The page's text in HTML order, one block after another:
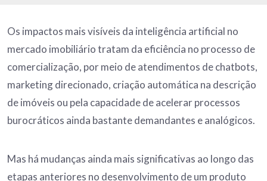
Os impactos mais visíveis da inteligência artificial no
mercado imobiliário tratam da eficiência no processo de
comercialização, por meio de atendimentos de chatbots,
marketing direcionado, criação automática na descrição
de imóveis ou pela capacidade de acelerar processos
burocráticos ainda bastante demandantes e analógicos.
Mas há mudanças ainda mais significativas ao longo das
etapas anteriores no desenvolvimento de um produto